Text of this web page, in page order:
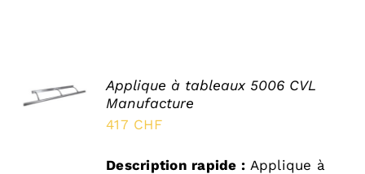
OPTIONS
Applique à tableaux 5006 CVL
Manufacture
417 CHF
Description rapide : Applique à